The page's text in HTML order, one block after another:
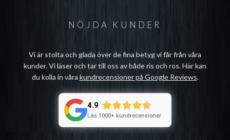
NÖJDA KUNDER
Vi är stolta och glada över de fina betyg vi får från våra
kunder. Vi läser och tar till oss av både ris och ros. Här kan
du kolla in våra kundrecensioner på Google Reviews.
4.9
Läs 1000+ kundrecensioner